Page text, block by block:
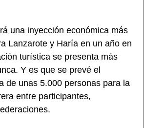
una inyección económica más
Lanzarote y Haría en un año en
turística se presenta más
Y es que se prevé el
de unas 5.000 personas para la
entre participantes,